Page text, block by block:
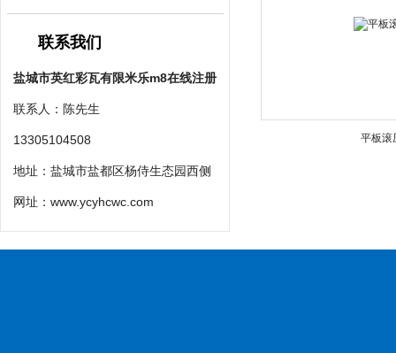
联系我们
盐城市英红彩瓦有限米乐m8在线注册
联系人：陈先生
13305104508
地址：盐城市盐都区杨侍生态园西侧
网址： www.ycyhcwc.com
平板滚